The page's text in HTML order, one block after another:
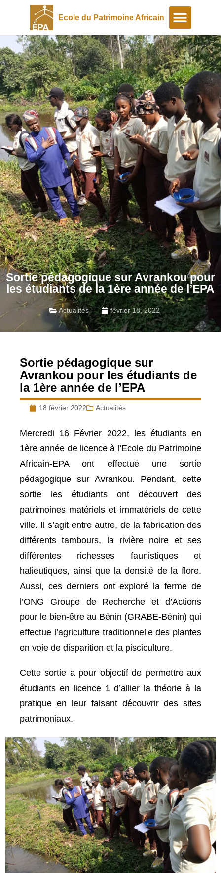
Ecole du Patrimoine Africain
Sortie pédagogique sur Avrankou pour
les étudiants de la 1ère année de l’EPA
Actualités février 18, 2022
Sortie pédagogique sur
Avrankou pour les étudiants de
la 1ère année de l’EPA
18 février 2022 Actualités
Mercredi 16 Février 2022, les étudiants en
1ère année de licence à l’Ecole du Patrimoine
Africain-EPA ont effectué une sortie
pédagogique sur Avrankou. Pendant, cette
sortie les étudiants ont découvert des
patrimoines matériels et immatériels de cette
ville. Il s’agit entre autre, de la fabrication des
différents tambours, la rivière noire et ses
différentes richesses faunistiques et
halieutiques, ainsi que la densité de la flore.
Aussi, ces derniers ont exploré la ferme de
l’ONG Groupe de Recherche et d’Actions
pour le bien-être au Bénin (GRABE-Bénin) qui
effectue l’agriculture traditionnelle des plantes
en voie de disparition et la pisciculture.
Cette sortie a pour objectif de permettre aux
étudiants en licence 1 d’allier la théorie à la
pratique en leur faisant découvrir des sites
patrimoniaux.